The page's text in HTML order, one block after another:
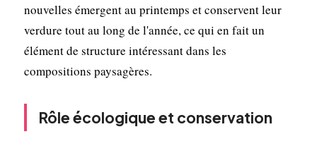
nouvelles émergent au printemps et conservent leur
verdure tout au long de l'année, ce qui en fait un
élément de structure intéressant dans les
compositions paysagères.
Rôle écologique et conservation